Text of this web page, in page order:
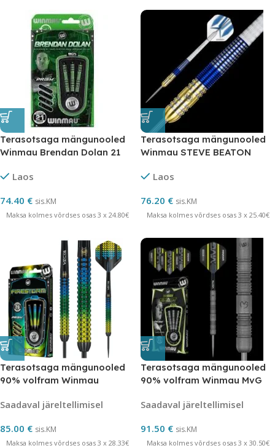
Terasotsaga mängunooled
Winmau Brendan Dolan 21
Laos
74.40 € sis.KM
Maksa kolmes võrdses osas 3 x 24.80€
Terasotsaga mängunooled
Winmau STEVE BEATON
Laos
76.20 € sis.KM
Maksa kolmes võrdses osas 3 x 25.40€
Terasotsaga mängunooled
90% volfram Winmau
Saadaval järeltellimisel
85.00 € sis.KM
Maksa kolmes võrdses osas 3 x 28.33€
Terasotsaga mängunooled
90% volfram Winmau MvG
Saadaval järeltellimisel
91.50 € sis.KM
Maksa kolmes võrdses osas 3 x 30.50€